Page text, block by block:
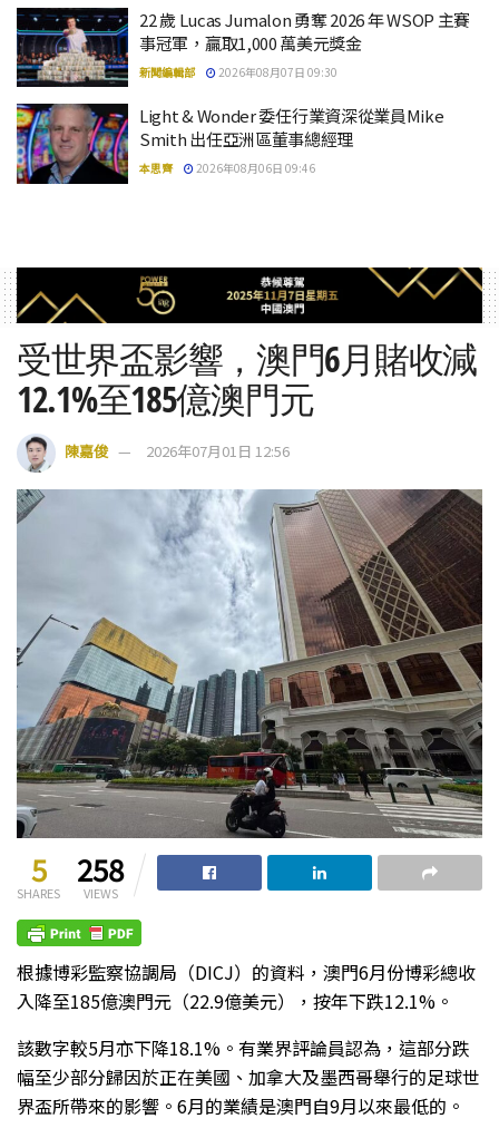
22 歲 Lucas Jumalon 勇奪 2026 年 WSOP 主賽
事冠軍，贏取1,000 萬美元獎金
新聞編輯部 2026年08月07日 09:30
Light & Wonder 委任行業資深從業員Mike
Smith 出任亞洲區董事總經理
本思齊 2026年08月06日 09:46
受世界盃影響，澳門6月賭收減
12.1%至185億澳門元
陳嘉俊 2026年07月01日 12:56
5
SHARES
258
VIEWS
根據博彩監察協調局（DICJ）的資料，澳門6月份博彩總收
入降至185億澳門元（22.9億美元），按年下跌12.1%。
該數字較5月亦下降18.1%。有業界評論員認為，這部分跌
幅至少部分歸因於正在美國、加拿大及墨西哥舉行的足球世
界盃所帶來的影響。6月的業績是澳門自9月以來最低的。